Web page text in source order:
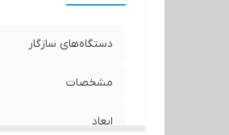
دستگاه‌های سازگار
مشخصات
ابعاد